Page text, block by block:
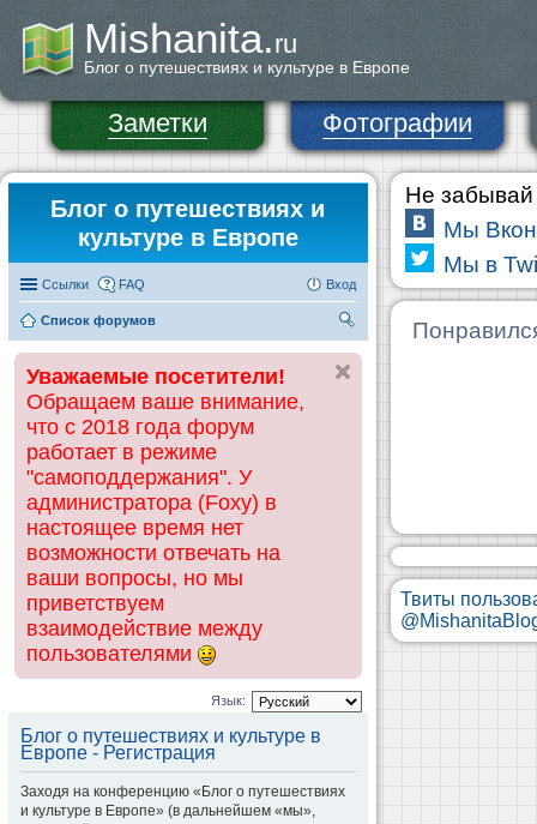
Mishanita.ru
Блог о путешествиях и культуре в Европе
Заметки Фотографии
Блог о путешествиях и
культуре в Европе
Ссылки FAQ Вход
Список форумов
ск
Уважаемые посетители!
Обращаем ваше внимание,
что с 2018 года форум
работает в режиме
"самоподдержания". У
администратора (Foxy) в
настоящее время нет
возможности отвечать на
ваши вопросы, но мы
приветствуем
взаимодействие между
пользователями
Язык:
Блог о путешествиях и культуре в
Европе - Регистрация
Заходя на конференцию «Блог о путешествиях
и культуре в Европе» (в дальнейшем «мы»,
Не забывай
Мы
Мы в
Твиты